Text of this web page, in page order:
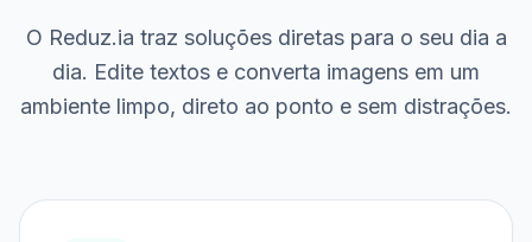
O Reduz.ia traz soluções diretas para o seu dia a
dia. Edite textos e converta imagens em um
ambiente limpo, direto ao ponto e sem distrações.